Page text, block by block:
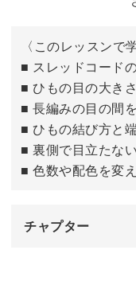
〈このレッスンで
■ スレッドコード
■ ひもの目の大き
■ 長編みの目の間
■ ひもの結び方と
■ 裏側で目立たな
■ 色数や配色を変
チャプター